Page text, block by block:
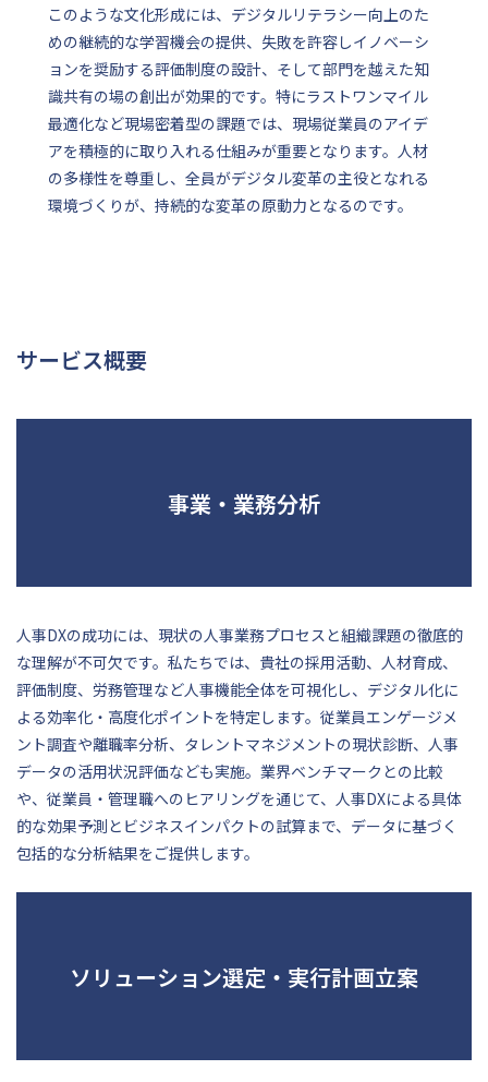
このような文化形成には、デジタルリテラシー向上のた
めの継続的な学習機会の提供、失敗を許容しイノベーシ
ョンを奨励する評価制度の設計、そして部門を越えた知
識共有の場の創出が効果的です。特にラストワンマイル
最適化など現場密着型の課題では、現場従業員のアイデ
アを積極的に取り入れる仕組みが重要となります。人材
の多様性を尊重し、全員がデジタル変革の主役となれる
環境づくりが、持続的な変革の原動力となるのです。
サービス概要
事業・業務分析
人事DXの成功には、現状の人事業務プロセスと組織課題の徹底的
な理解が不可欠です。私たちでは、貴社の採用活動、人材育成、
評価制度、労務管理など人事機能全体を可視化し、デジタル化に
よる効率化・高度化ポイントを特定します。従業員エンゲージメ
ント調査や離職率分析、タレントマネジメントの現状診断、人事
データの活用状況評価なども実施。業界ベンチマークとの比較
や、従業員・管理職へのヒアリングを通じて、人事DXによる具体
的な効果予測とビジネスインパクトの試算まで、データに基づく
包括的な分析結果をご提供します。
ソリューション選定・実行計画立案